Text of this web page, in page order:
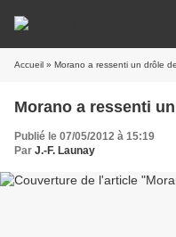
Accueil » Morano a ressenti un drôle
Morano a ressenti
Publié le 07/05/2012 à 15:19
Par J.-F. Launay